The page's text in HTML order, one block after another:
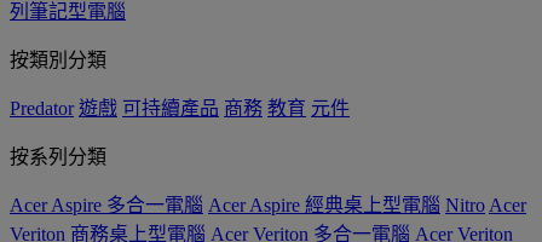
列筆記型電腦
按類別分類
Predator 遊戲 可持續產品 商務 教育 元件
按系列分類
Acer Aspire 多合一電腦 Acer Aspire 經典桌上型電腦 Nitro Acer
Veriton 商務桌上型電腦 Acer Veriton 多合一電腦 Acer Veriton